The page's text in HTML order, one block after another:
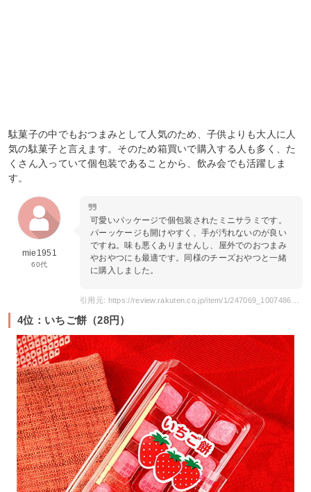
駄菓子の中でもおつまみとして人気のため、子供よりも大人に人
気の駄菓子と言えます。そのため箱買いで購入する人も多く、た
くさん入っていて個包装であることから、飲み会でも活躍しま
す。
mie1951
60代
可愛いパッケージで個包装されたミニサラミです。
パーッケージも開けやすく、手が汚れないのが良い
ですね。味も悪くありませんし、屋外でのおつまみ
やおやつにも最適です。同様のチーズおやつと一緒
に購入しました。
4位：いちご餅（28円）